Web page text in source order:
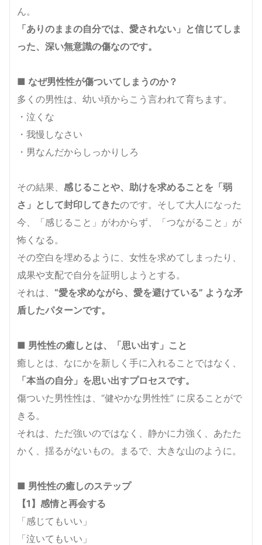
ん。
「ありのままの自分では、愛されない」と信じてしま
った、深い無意識の傷なのです。
■ なぜ男性性が傷ついてしまうのか？
多くの男性は、幼い頃からこう言われて育ちます。
・泣くな
・我慢しなさい
・男なんだからしっかりしろ
その結果、 感じることや、助けを求めることを「弱
さ」として封印してきたのです。そして大人になった
今、「感じること」がわからず、「つながること」が
怖くなる。
その空白を埋めるように、女性を求めてしまったり、
成果や支配で自分を証明しようとする。
それは、 “愛を求めながら、愛を避けている” ような矛
盾したパターンです。
■ 男性性の癒しとは、「思い出す」こと
癒しとは、なにかを新しく手に入れることではなく、
「本当の自分」を思い出すプロセスです。
傷ついた男性性は、“健やかな男性性” に戻ることがで
きる。
それは、ただ強いのではなく、静かに力強く、あたた
かく、揺るがないもの。まるで、大きな山のように。
■ 男性性の癒しのステップ
【1】感情と再会する
「感じてもいい」
「泣いてもいい」